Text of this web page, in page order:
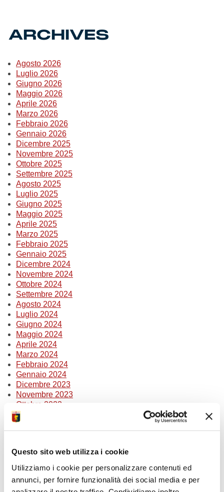
Questo sito web utilizza i cookie
Utilizziamo i cookie per personalizzare contenuti ed
annunci, per fornire funzionalità dei social media e per
Mare
Accessori
Party
Outlet
Helan x Genoa
Isolani x Genoa
Gift Card Online Store
ARCHIVES
Agosto 2026
Luglio 2026
Giugno 2026
Maggio 2026
Aprile 2026
Marzo 2026
Febbraio 2026
Gennaio 2026
Dicembre 2025
Novembre 2025
Ottobre 2025
Settembre 2025
Agosto 2025
Luglio 2025
Giugno 2025
Maggio 2025
Aprile 2025
Marzo 2025
Febbraio 2025
Gennaio 2025
Dicembre 2024
Novembre 2024
Ottobre 2024
Settembre 2024
Agosto 2024
Luglio 2024
Giugno 2024
Maggio 2024
Aprile 2024
Marzo 2024
Febbraio 2024
Gennaio 2024
Dicembre 2023
Novembre 2023
Ottobre 2023
Settembre 2023
Agosto 2023
Marzo 2023
Febbraio 2023